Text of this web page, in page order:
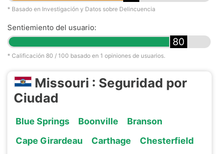
* Basado en Investigación y Datos sobre Delincuencia
Sentiemiento del usuario:
80
* Calificación 80 / 100 basado en 1 opiniones de usuarios.
Missouri : Seguridad por
Ciudad
Blue Springs Boonville
Branson
Cape Girardeau
Carthage
Chesterfield